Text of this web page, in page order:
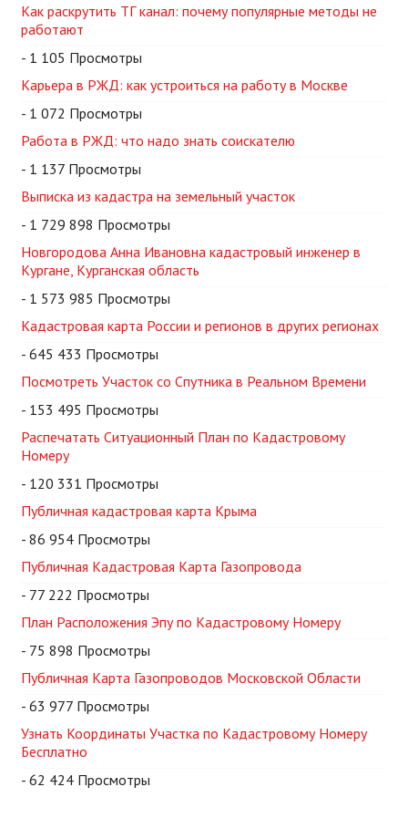
Как раскрутить ТГ канал: почему популярные методы не
работают
- 1 105 Просмотры
Карьера в РЖД: как устроиться на работу в Москве
- 1 072 Просмотры
Работа в РЖД: что надо знать соискателю
- 1 137 Просмотры
Выписка из кадастра на земельный участок
- 1 729 898 Просмотры
Новгородова Анна Ивановна кадастровый инженер в
Кургане, Курганская область
- 1 573 985 Просмотры
Кадастровая карта России и регионов в других регионах
- 645 433 Просмотры
Посмотреть Участок со Спутника в Реальном Времени
- 153 495 Просмотры
Распечатать Ситуационный План по Кадастровому
Номеру
- 120 331 Просмотры
Публичная кадастровая карта Крыма
- 86 954 Просмотры
Публичная Кадастровая Карта Газопровода
- 77 222 Просмотры
План Расположения Эпу по Кадастровому Номеру
- 75 898 Просмотры
Публичная Карта Газопроводов Московской Области
- 63 977 Просмотры
Узнать Координаты Участка по Кадастровому Номеру
Бесплатно
- 62 424 Просмотры